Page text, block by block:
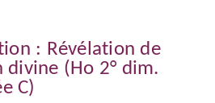
: Révélation de
(Ho 2° dim.
C)